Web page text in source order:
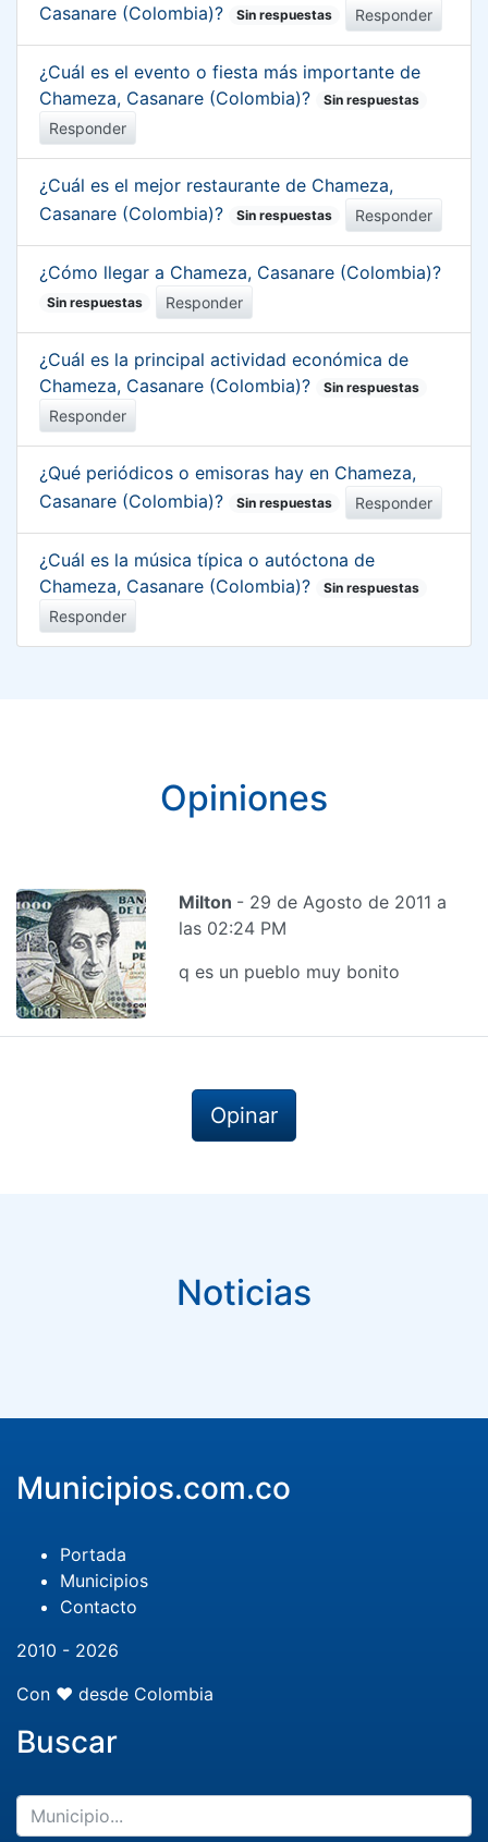
Casanare (Colombia)?
Sin respuestas Responder
¿Cuál es el evento o fiesta más importante de
Chameza, Casanare (Colombia)?
Sin respuestas
Responder
¿Cuál es el mejor restaurante de Chameza,
Casanare (Colombia)?
Sin respuestas Responder
¿Cómo llegar a Chameza, Casanare (Colombia)?
Sin respuestas Responder
¿Cuál es la principal actividad económica de
Chameza, Casanare (Colombia)?
Sin respuestas
Responder
¿Qué periódicos o emisoras hay en Chameza,
Casanare (Colombia)?
Sin respuestas Responder
¿Cuál es la música típica o autóctona de
Chameza, Casanare (Colombia)?
Sin respuestas
Responder
Opiniones
Milton - 29 de Agosto de 2011 a
las 02:24 PM
q es un pueblo muy bonito
Opinar
Noticias
Municipios.com.co
Portada
Municipios
Contacto
2010 - 2026
Con ❤️ desde Colombia
Buscar